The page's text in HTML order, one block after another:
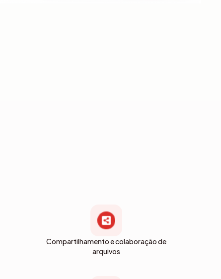
Compartilhamento e colaboração de
arquivos